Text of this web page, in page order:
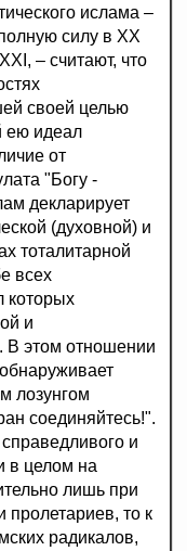
ислама –
силу в ХХ
– считают, что
своей целью
ею идеал
от
"Богу -
декларирует
(духовной) и
тоталитарной
всех
которых
и
В этом отношении
лозунгом
соединяйтесь!".
и
в целом на
лишь при
пролетариев, то к
радикалов,